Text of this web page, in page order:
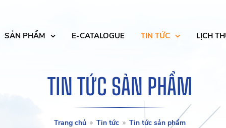
SẢN PHẨM E-CATALOGUE TIN TỨC LỊCH
TIN TỨC SẢN PHẨM
Trang chủ Tin tức Tin tức sản phẩm